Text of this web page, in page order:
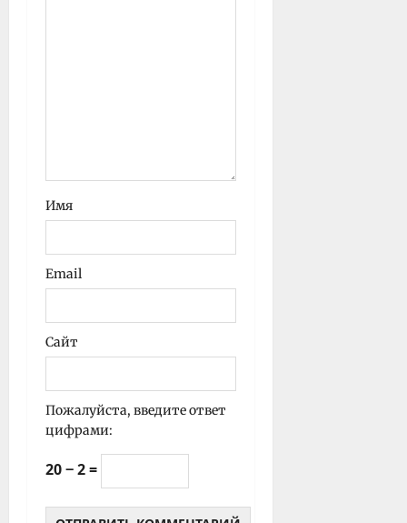
Имя
Email
Сайт
Пожалуйста, введите ответ
цифрами:
20 − 2 =